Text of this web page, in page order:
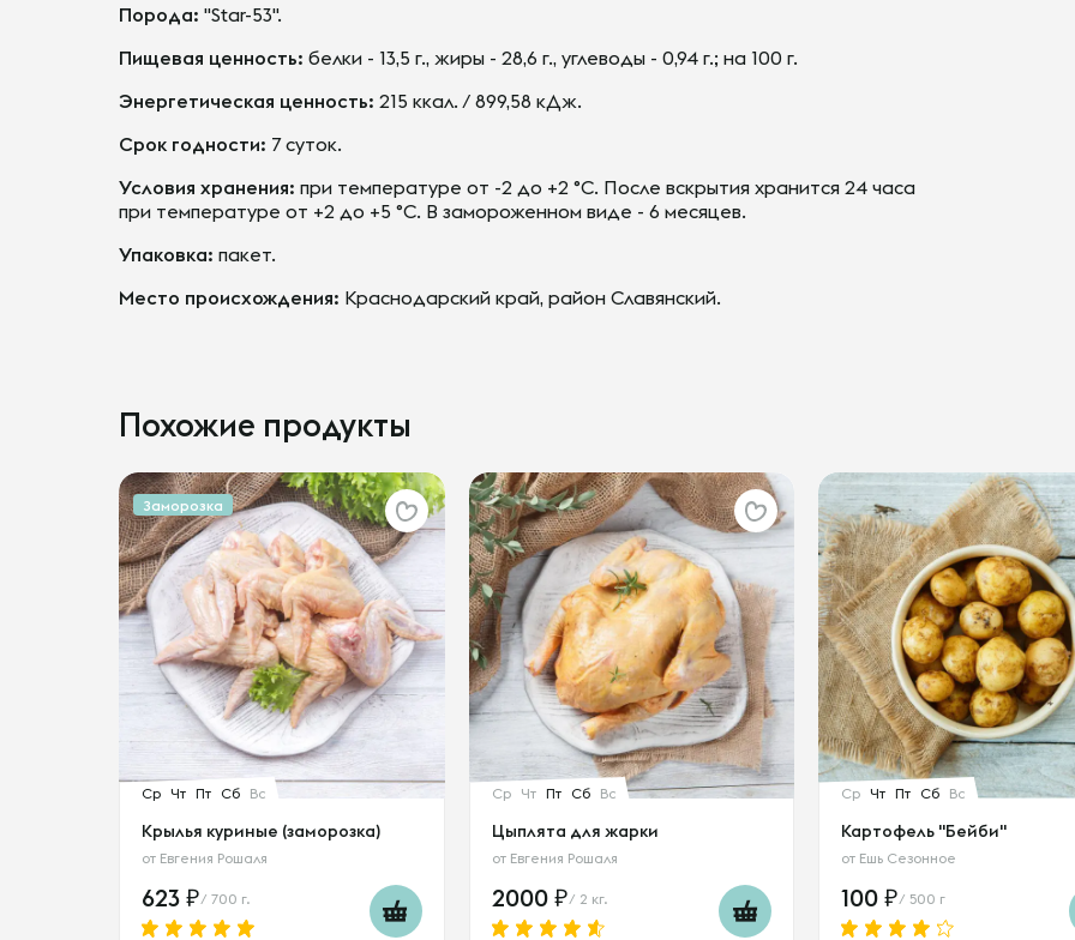
Порода: "Star-53".
Пищевая ценность: белки - 13,5 г., жиры - 28,6 г., углеводы - 0,94 г.; на 100 г.
Энергетическая ценность: 215 ккал. / 899,58 кДж.
Срок годности: 7 суток.
Условия хранения: при температуре от -2 до +2 °С. После вскрытия хранится 24 часа
при температуре от +2 до +5 °С. В замороженном виде - 6 месяцев.
Упаковка: пакет.
Место происхождения: Краснодарский край, район Славянский.
Похожие продукты
Заморозка
Ср Чт Пт Сб Вс
Крылья куриные (заморозка)
от Евгения Рошаля
623 / 700 г.
Ср Чт Пт Сб Вс
Цыплята для жарки
от Евгения Рошаля
2000 / 2 кг.
Ср Чт Пт Сб Вс
Картофель "Бейби"
от Ешь Сезонное
100 / 500 г